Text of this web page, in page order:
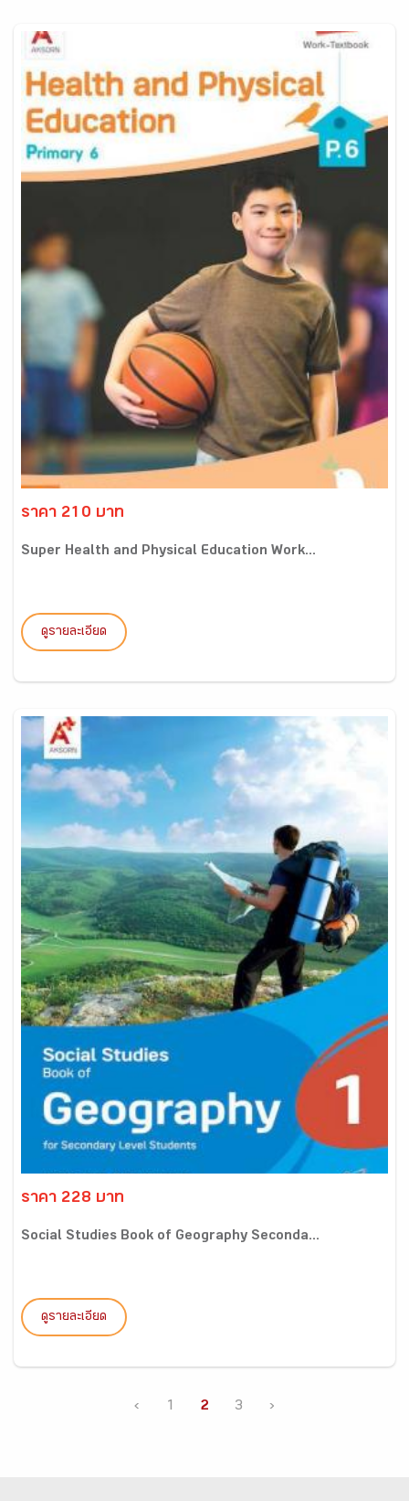
ราคา 210 บาท
Super Health and Physical Education Work...
ดูรายละเอียด
ราคา 228 บาท
Social Studies Book of Geography Seconda...
ดูรายละเอียด
‹ 1 2 3 ›